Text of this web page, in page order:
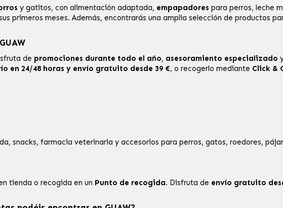
y gatitos, con alimentación adaptada, empapadores para perros, leche
primeros meses. Además, encontrarás una amplia selección de productos
de promociones durante todo el año, asesoramiento especializado
en 24/48 horas y envío gratuito desde 39 €, o recogerlo mediante Click &
snacks, farmacia veterinaria y accesorios para perros, gatos, roedores,
tienda o recogida en un Punto de recogida. Disfruta de envío gratuito